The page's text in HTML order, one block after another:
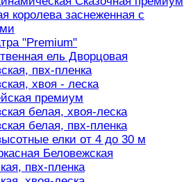
королева заснеженная с
"Premium"
ель Дворцовая
пвх-пленка
хвоя - леска
премиум
белая, хвоя-леска
белая, пвх-пленка
елки от 4 до 30 м
Беловежская
пвх-пленка